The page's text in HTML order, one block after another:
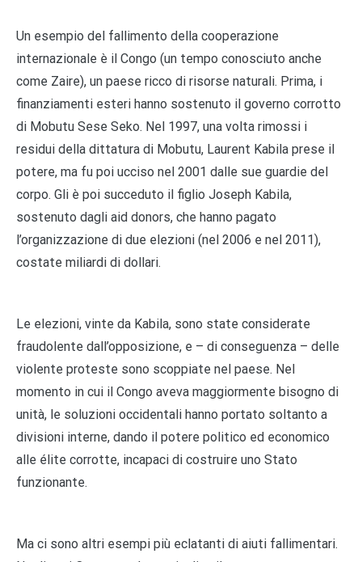
Un esempio del fallimento della cooperazione
internazionale è il Congo (un tempo conosciuto anche
come Zaire), un paese ricco di risorse naturali. Prima, i
finanziamenti esteri hanno sostenuto il governo corrotto
di Mobutu Sese Seko. Nel 1997, una volta rimossi i
residui della dittatura di Mobutu, Laurent Kabila prese il
potere, ma fu poi ucciso nel 2001 dalle sue guardie del
corpo. Gli è poi succeduto il figlio Joseph Kabila,
sostenuto dagli aid donors, che hanno pagato
l’organizzazione di due elezioni (nel 2006 e nel 2011),
costate miliardi di dollari.
Le elezioni, vinte da Kabila, sono state considerate
fraudolente dall’opposizione, e – di conseguenza – delle
violente proteste sono scoppiate nel paese. Nel
momento in cui il Congo aveva maggiormente bisogno di
unità, le soluzioni occidentali hanno portato soltanto a
divisioni interne, dando il potere politico ed economico
alle élite corrotte, incapaci di costruire uno Stato
funzionante.
Ma ci sono altri esempi più eclatanti di aiuti fallimentari.